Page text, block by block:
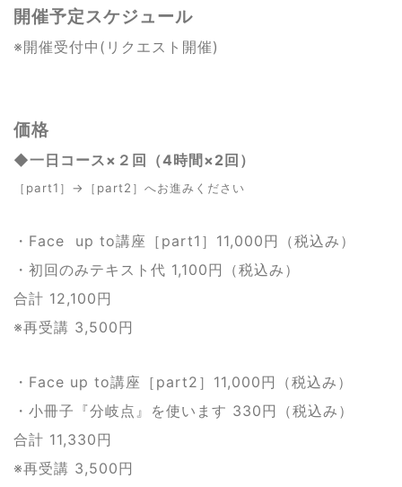
開催予定スケジュール
※開催受付中(リクエスト開催)
価格
◆一日コース×２回（4時間×2回）
［part1］→［part2］へお進みください
・Face up to講座［part1］11,000円（税込み）
・初回のみテキスト代 1,100円（税込み）
合計 12,100円
※再受講 3,500円
・Face up to講座［part2］11,000円（税込み）
・小冊子『分岐点』を使います 330円（税込み）
合計 11,330円
※再受講 3,500円